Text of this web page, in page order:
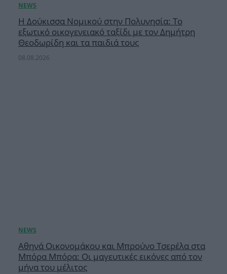
Η Δούκισσα Νομικού στην Πολυνησία: Το
εξωτικό οικογενειακό ταξίδι με τον Δημήτρη
Θεοδωρίδη και τα παιδιά τους
08.08.2026
Αθηνά Οικονομάκου και Μπρούνο Τσερέλα στα
Μπόρα Μπόρα: Οι μαγευτικές εικόνες από τον
μήνα του μέλιτος